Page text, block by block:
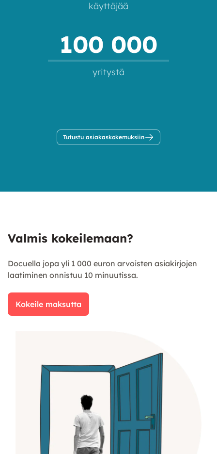
käyttäjää
100 000
yritystä
Tutustu asiakaskokemuksiin
Valmis kokeilemaan?
Docuella jopa yli 1 000 euron arvoisten asiakirjojen
laatiminen onnistuu 10 minuutissa.
Kokeile maksutta